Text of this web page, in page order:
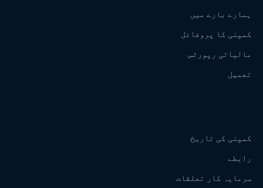
ہمارے بارے میں
کمپنی کا پروفائل
مالیاتی رپورٹس
تعمیل
کمپنی کی تاریخ
رابطے
سرمایہ کار تعلقات